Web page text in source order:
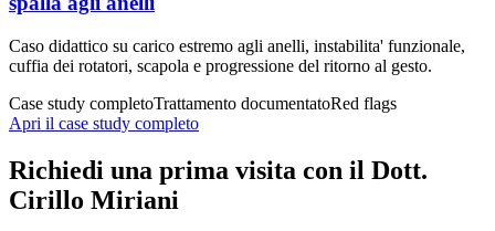
Caso didattico su carico estremo agli anelli, instabilita' funzionale,
cuffia dei rotatori, scapola e progressione del ritorno al gesto.
Case study completoTrattamento documentatoRed flags
Apri il case study completo
Richiedi una prima visita con il Dott.
Cirillo Miriani